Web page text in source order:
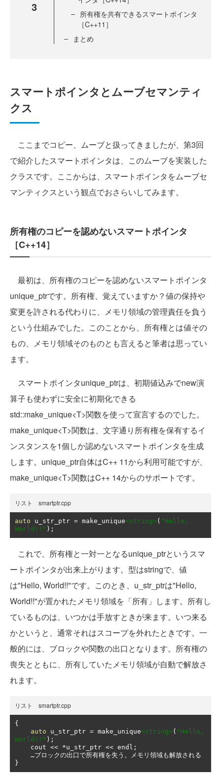
3
所有権を共有できるスマートポインタ
［C++11］
まとめ
スマートポインタとムーブセマンティ
クス
ここまでコピー、ムーブと扱ってきましたが、第3回
で紹介したスマートポインタは、このムーブを実装した
クラスです。ここからは、スマートポインタをムーブセ
マンティクスという観点でおさらいしてみます。
所有権のコピーを認めないスマートポインタ
［C++14］
最初は、所有権のコピーを認めないスマートポインタ
unique_ptrです。所有権、覚えていますか？値の保持や
変更を許される代わりに、メモリ領域の管理責任を負う
という仕組みでした。このことから、所有権とは値その
もの、メモリ領域そのものとも言えると筆者は思ってい
ます。
スマートポインタunique_ptrは、初期値込みでnew演
算子も使わずに安全に初期化できる
std::make_unique<T>関数を使って宣言するのでした。
make_unique<T>関数は、文字通り所有権を保有するイ
ンスタンスを1個しか認めないスマートポインタを生成
します。unique_ptr自体はC++ 11から利用可能ですが、
make_unique<T>関数はC++ 14からのサポートです。
リスト smartptr.cpp
auto u_str_ptr = make_unique<string> ( "Hello,
World!!" );
これで、所有権と一対一となるunique_ptrというスマ
ートポインタが出来上がります。型はstringで、値
は"Hello, World!!"です。このとき、u_str_ptrは"Hello,
World!!"が置かれたメモリ領域を「所有」します。所有し
ているものは、いつかは手放すときが来ます。いつ来る
かというと、通常それはスコープを外れたときです。一
般的には、ブロックや関数の出口となります。所有権の
喪失とともに、所有していたメモリ領域が自動で解放さ
れます。
リスト smartptr.cpp
{
auto u_str_ptr = make_unique<string> ( "Hello,
World!!" );
    cout
<< *u_str_ptr << endl ;
…ブロックの出口で所有権を失う。メモリ領域も解放される
}